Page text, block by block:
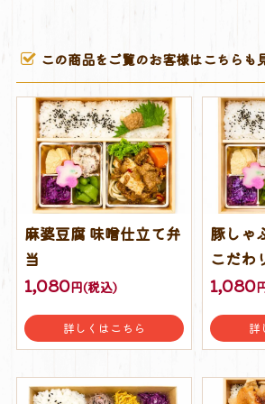
この商品をご覧のお客様はこちらも
麻婆豆腐 味噌仕立て弁
当
1,080円(税込)
詳しくはこちら
豚しゃ
こだわ
1,080
詳